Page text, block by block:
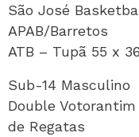
São José
APAB/Barretos
ATB – Tupã 55 x
Sub-14 Masculino
Double
de Regatas